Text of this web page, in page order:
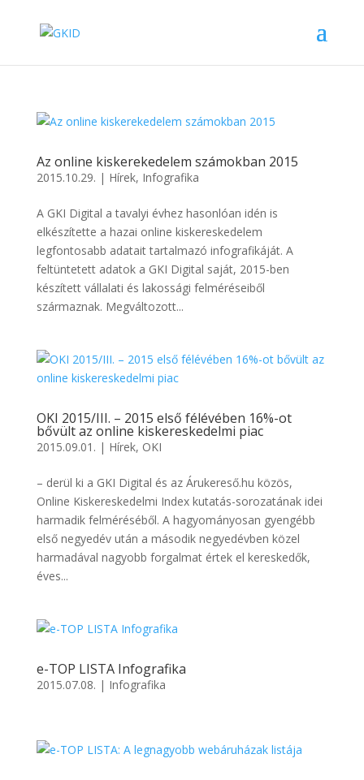
Az online kiskerekedelem számokban 2015
2015.10.29. | Hírek, Infografika
A GKI Digital a tavalyi évhez hasonlóan idén is
elkészítette a hazai online kiskereskedelem
legfontosabb adatait tartalmazó infografikáját. A
feltüntetett adatok a GKI Digital saját, 2015-ben
készített vállalati és lakossági felméréseiből
származnak. Megváltozott...
OKI 2015/III. – 2015 első félévében 16%-ot
bővült az online kiskereskedelmi piac
2015.09.01. | Hírek, OKI
– derül ki a GKI Digital és az Árukereső.hu közös,
Online Kiskereskedelmi Index kutatás-sorozatának idei
harmadik felméréséből. A hagyományosan gyengébb
első negyedév után a második negyedévben közel
harmadával nagyobb forgalmat értek el kereskedők,
éves...
e-TOP LISTA Infografika
2015.07.08. | Infografika